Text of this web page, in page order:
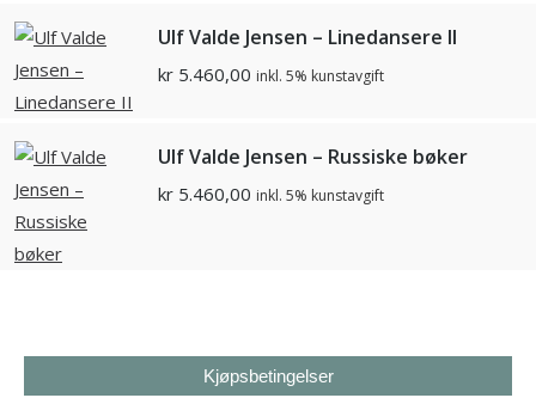
Ulf Valde Jensen – Linedansere II
kr 5.460,00 inkl. 5% kunstavgift
Ulf Valde Jensen – Russiske bøker
kr 5.460,00 inkl. 5% kunstavgift
Kjøpsbetingelser